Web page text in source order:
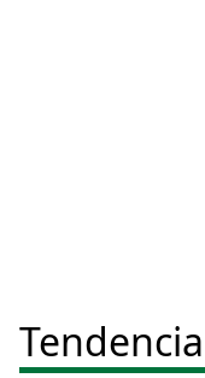
Tendencia